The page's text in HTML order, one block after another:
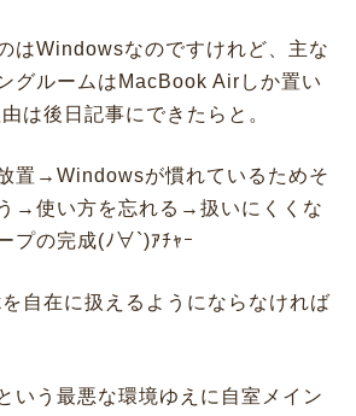
はWindowsなのですけれど、主な
グルームはMacBook Airしか置い
は後日記事にできたらと。
置→Windowsが慣れているためそ
→使い方を忘れる→扱いにくくな
プの完成(ﾉ∀`)ｱﾁｬｰ
自在に扱えるようにならなければ
いう最悪な環境ゆえに自室メイン